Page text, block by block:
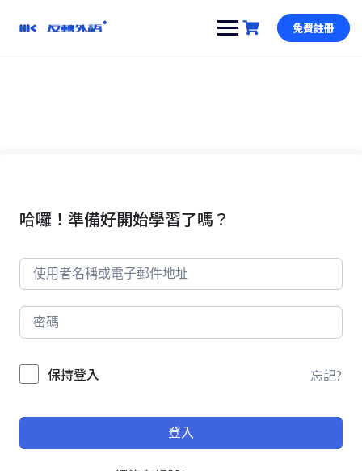
免費註冊
哈囉！準備好開始學習了嗎？
保持登入 忘記?
登入